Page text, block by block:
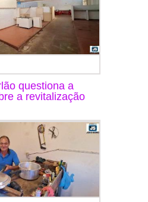
questiona a
a revitalização